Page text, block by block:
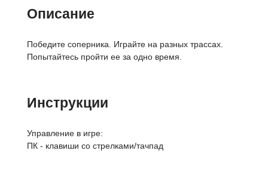
Описание
Победите соперника. Играйте на разных трассах.
Попытайтесь пройти ее за одно время.
Инструкции
Управление в игре:
ПК - клавиши со стрелками/тачпад